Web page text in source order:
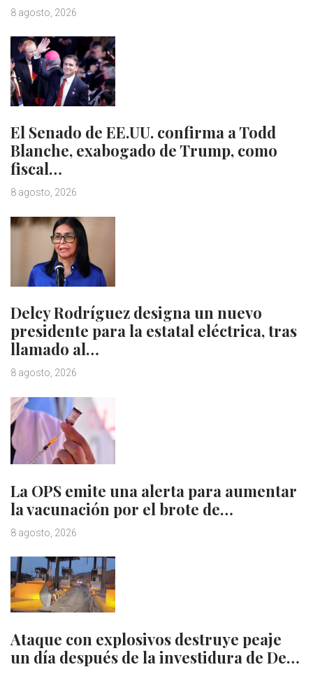
8 agosto, 2026
El Senado de EE.UU. confirma a Todd
Blanche, exabogado de Trump, como
fiscal…
8 agosto, 2026
Delcy Rodríguez designa un nuevo
presidente para la estatal eléctrica, tras
llamado al…
8 agosto, 2026
La OPS emite una alerta para aumentar
la vacunación por el brote de…
8 agosto, 2026
Ataque con explosivos destruye peaje
un día después de la investidura de De…